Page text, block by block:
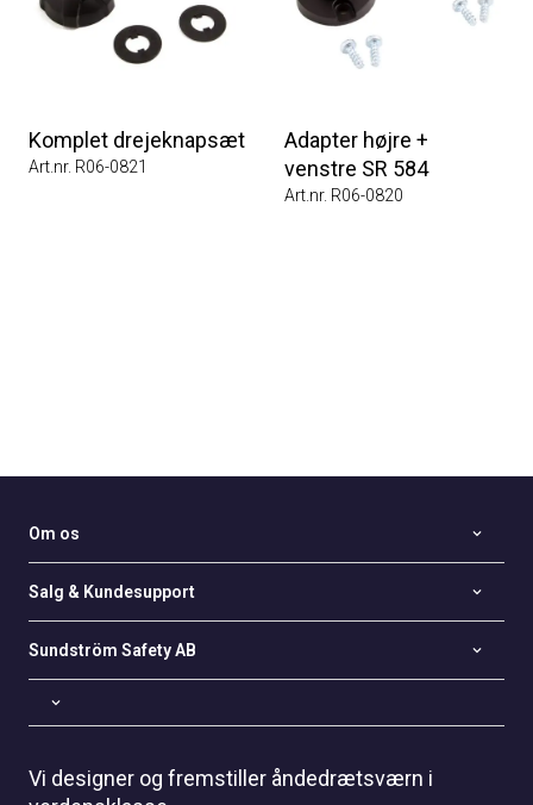
Komplet drejeknapsæt
Art.nr. R06-0821
Adapter højre +
venstre SR 584
Art.nr. R06-0820
Om os
Salg & Kundesupport
Sundström Safety AB
Vi designer og fremstiller åndedrætsværn i